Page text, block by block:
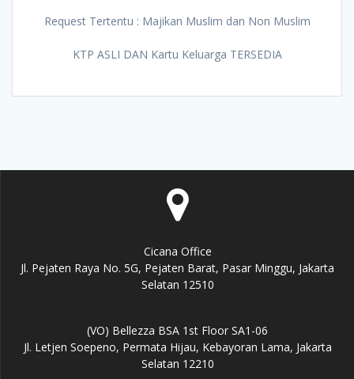
Request Tertentu : Majikan Muslim dan Non Muslim
KTP ASLI DAN Kartu Keluarga TERSEDIA
Cicana Office
Jl. Pejaten Raya No. 5G, Pejaten Barat, Pasar Minggu, Jakarta
Selatan 12510
(VO) Bellezza BSA 1st Floor SA1-06
Jl. Letjen Soepeno, Permata Hijau, Kebayoran Lama, Jakarta
Selatan 12210